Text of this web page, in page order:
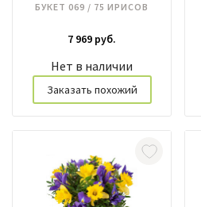
БУКЕТ 069 / 75 ИРИСОВ
7 969 руб.
Нет в наличии
Заказать похожий